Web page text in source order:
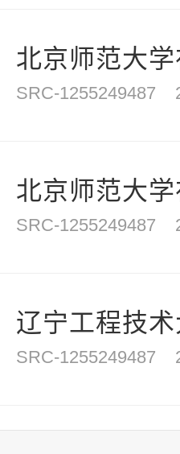
北京师范大
SRC-1255249487
北京师范大
SRC-1255249487
辽宁工程技
SRC-1255249487